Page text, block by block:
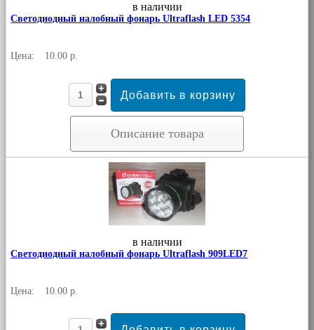
в наличии
Светодиодный налобный фонарь Ultraflash LED 5354
Цена: 10.00 р.
Описание товара
в наличии
Светодиодный налобный фонарь Ultraflash 909LED7
Цена: 10.00 р.